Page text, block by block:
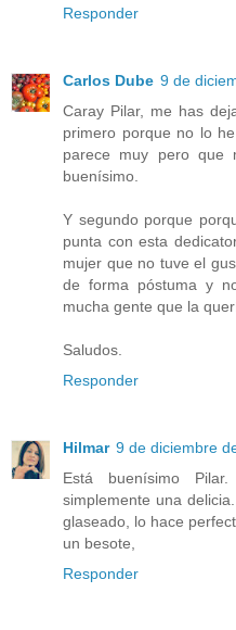
Responder
Carlos Dube 9 de
Caray Pilar, me has
primero porque no lo
parece muy pero que
buenísimo.
Y segundo porque
punta con esta
mujer que no tuve el
de forma póstuma y
mucha gente que la
Saludos.
Responder
Hilmar 9 de diciembre
Está buenísimo
simplemente una
glaseado, lo hace
un besote,
Responder